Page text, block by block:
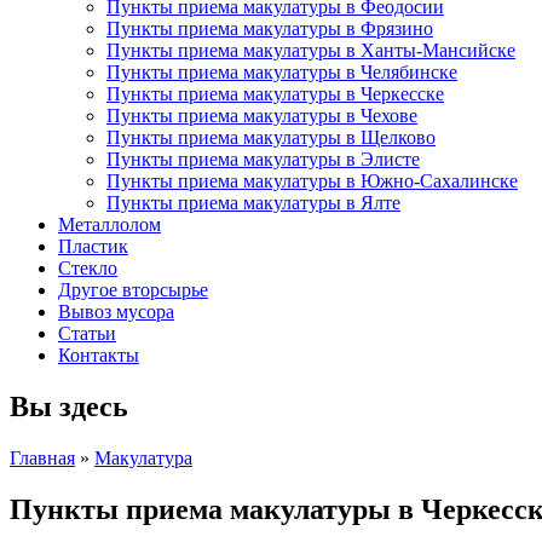
Пункты приема макулатуры в Феодосии
Пункты приема макулатуры в Фрязино
Пункты приема макулатуры в Ханты-Мансийске
Пункты приема макулатуры в Челябинске
Пункты приема макулатуры в Черкесске
Пункты приема макулатуры в Чехове
Пункты приема макулатуры в Щелково
Пункты приема макулатуры в Элисте
Пункты приема макулатуры в Южно-Сахалинске
Пункты приема макулатуры в Ялте
Металлолом
Пластик
Стекло
Другое вторсырье
Вывоз мусора
Статьи
Контакты
Вы здесь
Главная » Макулатура
Пункты приема макулатуры в